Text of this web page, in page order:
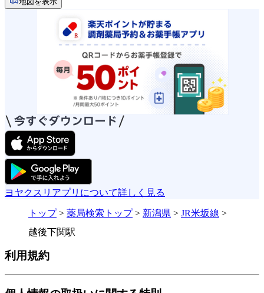
ヨヤクスリアプリについて詳しく見る
トップ> 薬局検索トップ> 新潟県 > JR米坂線 >
越後下関駅
利用規約